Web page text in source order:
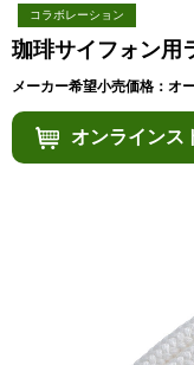
コラボレーション
珈琲サイフォン用
メーカー希望小売価格：オ
オンラインス